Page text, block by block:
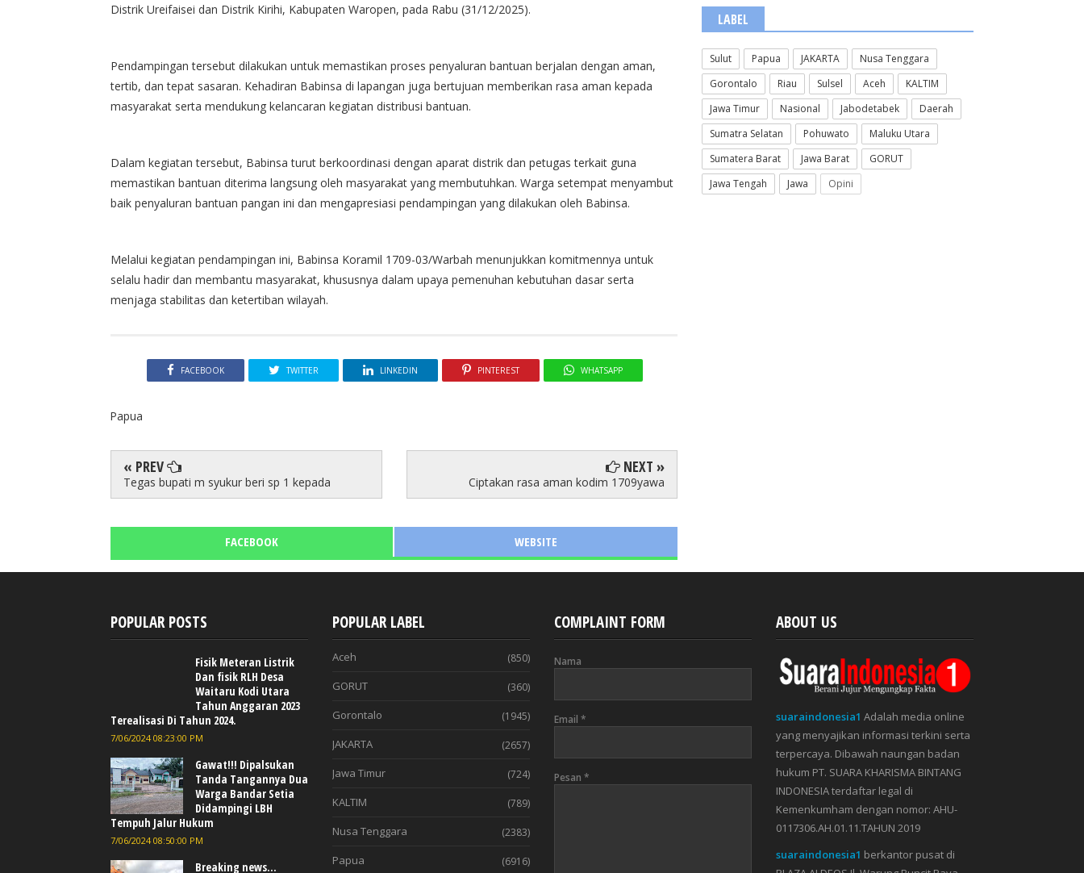
Distrik Ureifaisei dan Distrik Kirihi, Kabupaten Waropen, pada Rabu (31/12/2025).
Pendampingan tersebut dilakukan untuk memastikan proses penyaluran bantuan berjalan dengan aman,
tertib, dan tepat sasaran. Kehadiran Babinsa di lapangan juga bertujuan memberikan rasa aman kepada
masyarakat serta mendukung kelancaran kegiatan distribusi bantuan.
Dalam kegiatan tersebut, Babinsa turut berkoordinasi dengan aparat distrik dan petugas terkait guna
memastikan bantuan diterima langsung oleh masyarakat yang membutuhkan. Warga setempat menyambut
baik penyaluran bantuan pangan ini dan mengapresiasi pendampingan yang dilakukan oleh Babinsa.
Melalui kegiatan pendampingan ini, Babinsa Koramil 1709-03/Warbah menunjukkan komitmennya untuk
selalu hadir dan membantu masyarakat, khususnya dalam upaya pemenuhan kebutuhan dasar serta
menjaga stabilitas dan ketertiban wilayah.
FACEBOOK TWITTER LINKEDIN PINTEREST WHATSAPP
Papua
« PREV
Tegas bupati m syukur beri sp 1 kepada
NEXT »
Ciptakan rasa aman kodim 1709yawa
FACEBOOK WEBSITE
LABEL
Sulut Papua JAKARTA
Nusa Tenggara
Gorontalo
Riau Sulsel Aceh
KALTIM
Jawa Timur
Nasional Jabodetabek
Daerah
Sumatra Selatan
Pohuwato
Maluku Utara
Sumatera Barat
Jawa Barat
GORUT
Jawa Tengah
Jawa Opini
POPULAR POSTS
Fisik Meteran Listrik
Dan fisik RLH Desa
Waitaru Kodi Utara
Tahun Anggaran 2023
Terealisasi Di Tahun 2024.
7/06/2024 08:23:00 PM
Gawat!!! Dipalsukan
Tanda Tangannya Dua
Warga Bandar Setia
Didampingi LBH
Tempuh Jalur Hukum
7/06/2024 08:50:00 PM
Breaking news...
POPULAR LABEL
Aceh (850)
GORUT (360)
Gorontalo (1945)
JAKARTA (2657)
Jawa Timur (724)
KALTIM (789)
Nusa Tenggara (2383)
Papua (6916)
COMPLAINT FORM
Nama
Email *
Pesan *
ABOUT US
suaraindonesia1 Adalah media online
yang menyajikan informasi terkini serta
terpercaya. Dibawah naungan badan
hukum PT. SUARA KHARISMA BINTANG
INDONESIA terdaftar legal di
Kemenkumham dengan nomor: AHU-
0117306.AH.01.11.TAHUN 2019
suaraindonesia1 berkantor pusat di